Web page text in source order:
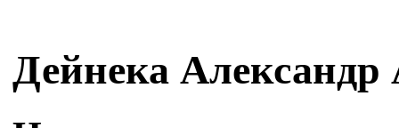
Дейнека Александр